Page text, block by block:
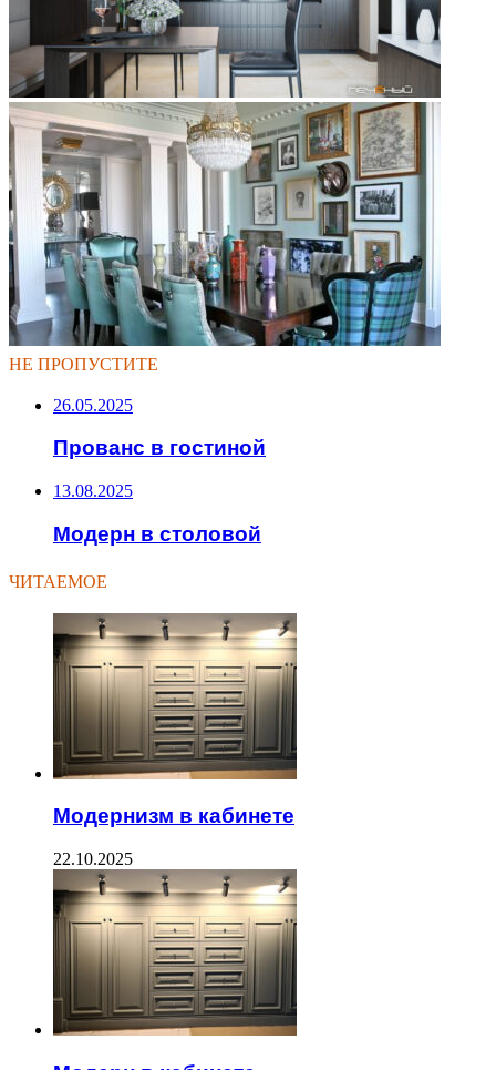
НЕ ПРОПУСТИТЕ
26.05.2025
Прованс в гостиной
13.08.2025
Модерн в столовой
ЧИТАЕМОЕ
Модернизм в кабинете
22.10.2025